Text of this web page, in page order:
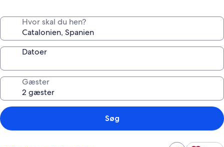
Hvor skal du hen?
Datoer
Gæster
Søg